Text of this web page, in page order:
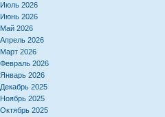
Июль 2026
Июнь 2026
Май 2026
Апрель 2026
Март 2026
Февраль 2026
Январь 2026
Декабрь 2025
Ноябрь 2025
Октябрь 2025